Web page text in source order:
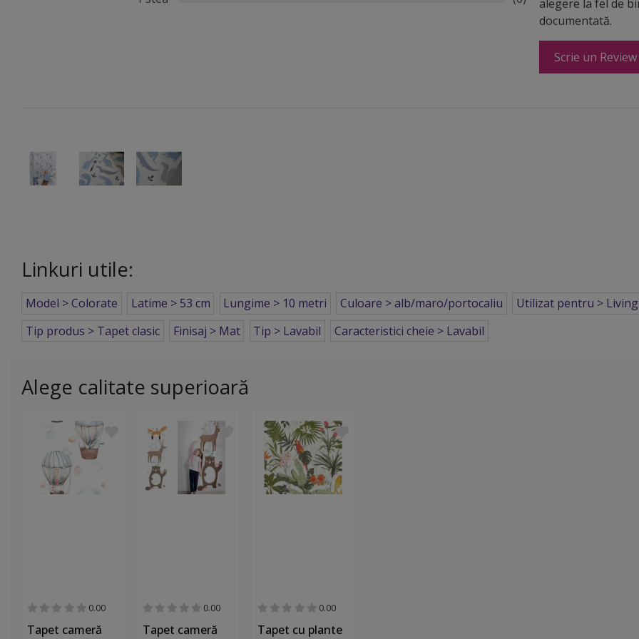
alegere la fel de
documentată.
Scrie un Review
Linkuri utile:
Model > Colorate Latime > 53 cm Lungime > 10 metri Culoare > alb/maro/portocaliu
Utilizat pentru > Living
Tip produs > Tapet clasic
Finisaj > Mat Tip > Lavabil Caracteristici cheie > Lavabil
Alege calitate superioară
0.00
Tapet cameră
0.00
Tapet cameră
0.00
Tapet cu plante